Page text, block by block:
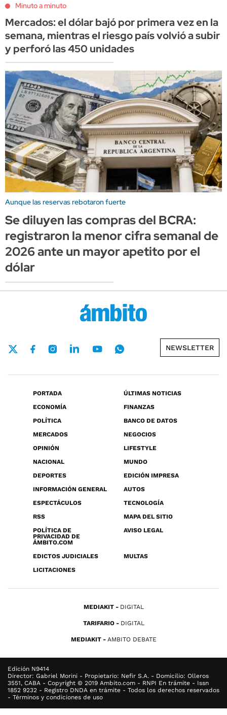
Minuto a minuto
Mercados: el dólar bajó por primera vez en la
semana, mientras el riesgo país volvió a subir
y perforó las 450 unidades
Aunque las reservas rebotaron fuerte
Se diluyen las compras del BCRA:
registraron la menor cifra semanal de
2026 ante un mayor apetito por el
dólar
NEWSLETTER
PORTADA
ÚLTIMAS NOTICIAS
ECONOMÍA
FINANZAS
POLÍTICA
BANCO DE DATOS
MERCADOS
NEGOCIOS
OPINIÓN
LIFESTYLE
NACIONAL
MUNDO
DEPORTES
EDICIÓN IMPRESA
INFORMACIÓN GENERAL
AUTOS
ESPECTÁCULOS
TECNOLOGÍA
RSS
MAPA DEL SITIO
POLÍTICA DE
PRIVACIDAD DE
ÁMBITO.COM
AVISO LEGAL
EDICTOS JUDICIALES
MULTAS
LICITACIONES
MEDIAKIT DIGITAL
TARIFARIO DIGITAL
MEDIAKIT AMBITO DEBATE
Edición N9414
Director: Gabriel Morini - Propietario: Nefir S.A. - Domicilio: Olleros
3551, CABA - Copyright © 2019 Ambito.com - RNPI En trámite - Issn
1852 9232 - Registro DNDA en trámite - Todos los derechos reservados
- Términos y condiciones de uso